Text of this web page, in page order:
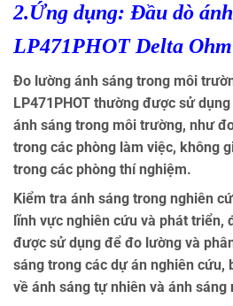
2.Ứng dụng: Đầu dò
LP471PHOT Delta Ohm
Đo lường ánh sáng trong môi
LP471PHOT thường được sử
ánh sáng trong môi trường, như
trong các phòng làm việc, không
trong các phòng thí nghiệm.
Kiểm tra ánh sáng trong nghiên
lĩnh vực nghiên cứu và phát triển,
được sử dụng để đo lường và
sáng trong các dự án nghiên cứu,
về ánh sáng tự nhiên và ánh sáng